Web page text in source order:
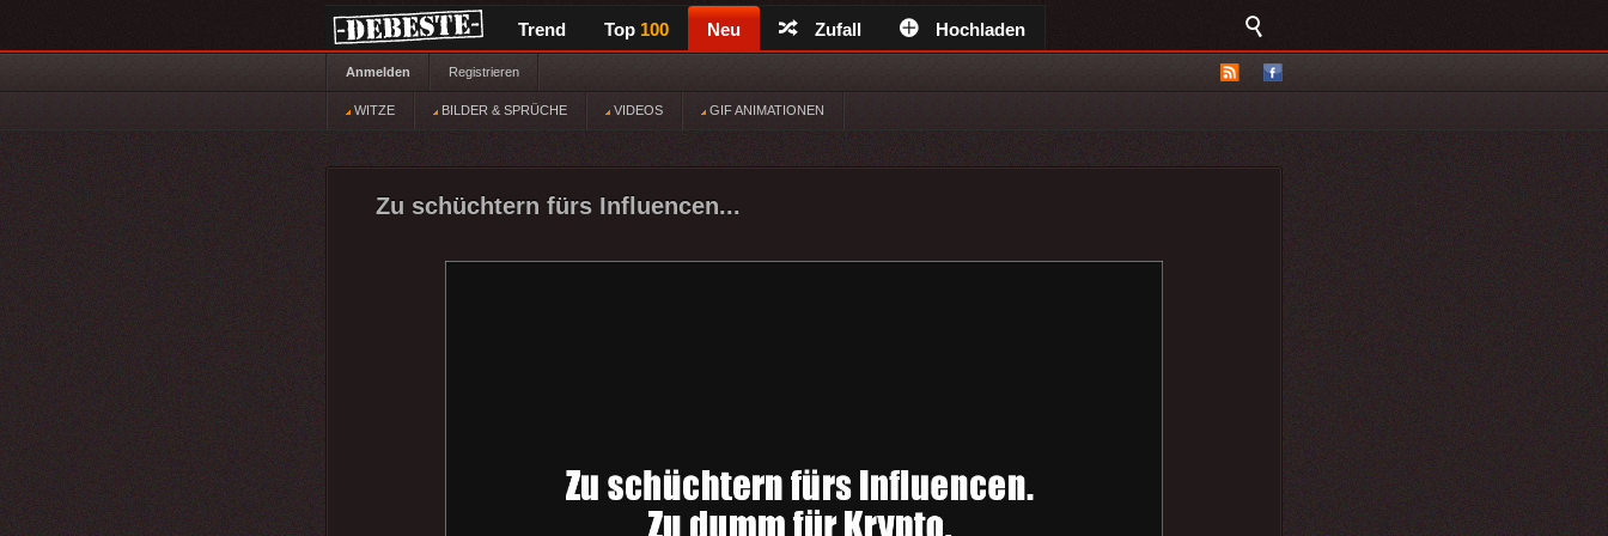
Trend Top 100 Neu Zufall Hochladen
Anmelden Registrieren
WITZE BILDER & SPRÜCHE VIDEOS GIF ANIMATIONEN
Zu schüchtern fürs Influencen...